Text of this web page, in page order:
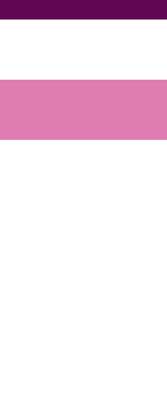
INICIO